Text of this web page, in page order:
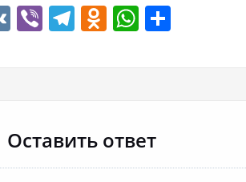
VK ViberTelegramWhatsApp
Оставить ответ